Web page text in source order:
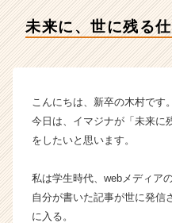
ャ
ー・
長
業
か
ウ
ト
未来に、世に残る仕
こんにちは、新卒の木村です。
今日は、イマジナが「未来に
をしたいと思います。
私は学生時代、webメディア
自分が書いた記事が世に発信
に入る。